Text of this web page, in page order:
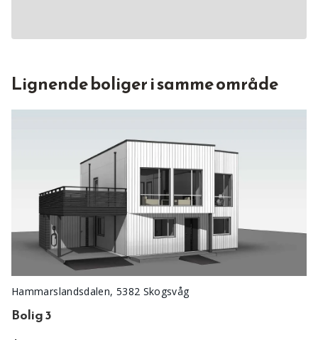
Lignende boliger i samme område
Hammarslandsdalen, 5382 Skogsvåg
Bolig 3